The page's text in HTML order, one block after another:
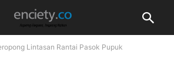
Lintasan Rantai Pasok Pupuk